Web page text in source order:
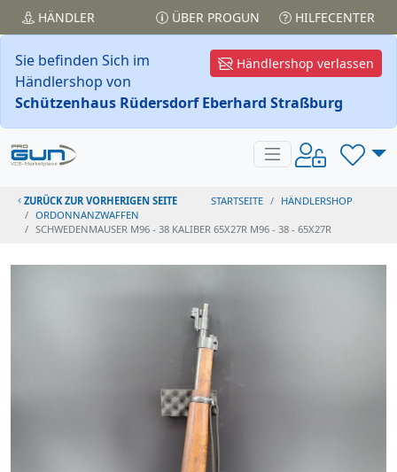
HÄNDLER ÜBER PROGUN HILFECENTER
Händlershop verlassen
Sie befinden Sich im
Händlershop von
Schützenhaus Rüdersdorf Eberhard Straßburg
ZURÜCK ZUR VORHERIGEN SEITE STARTSEITE
HÄNDLERSHOP
ORDONNANZWAFFEN
SCHWEDENMAUSER M96 - 38 KALIBER 65X27R M96 - 38 - 65X27R